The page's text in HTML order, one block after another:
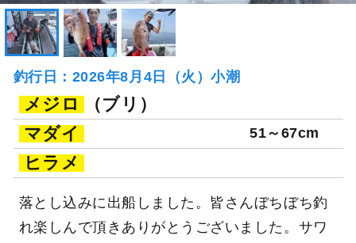
釣行日：2026年8月4日（火）小潮
メジロ
（ブリ）
マダイ
51～67cm
ヒラメ
落とし込みに出船しました。皆さんぼちぼち釣
れ楽しんで頂きありがとうございました。サワ